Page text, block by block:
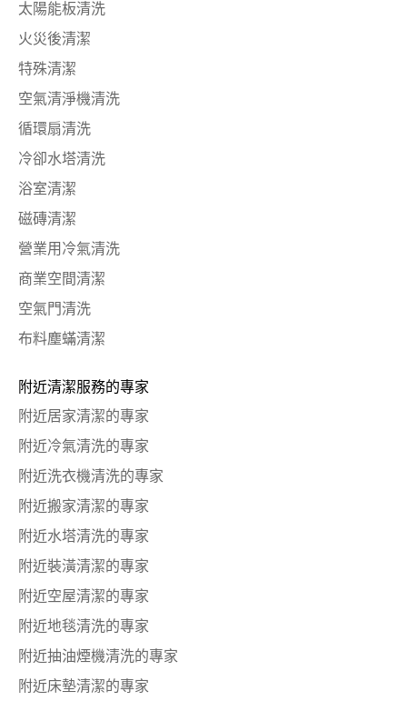
太陽能板清洗
火災後清潔
特殊清潔
空氣清淨機清洗
循環扇清洗
冷卻水塔清洗
浴室清潔
磁磚清潔
營業用冷氣清洗
商業空間清潔
空氣門清洗
布料塵蟎清潔
附近清潔服務的專家
附近居家清潔的專家
附近冷氣清洗的專家
附近洗衣機清洗的專家
附近搬家清潔的專家
附近水塔清洗的專家
附近裝潢清潔的專家
附近空屋清潔的專家
附近地毯清洗的專家
附近抽油煙機清洗的專家
附近床墊清潔的專家